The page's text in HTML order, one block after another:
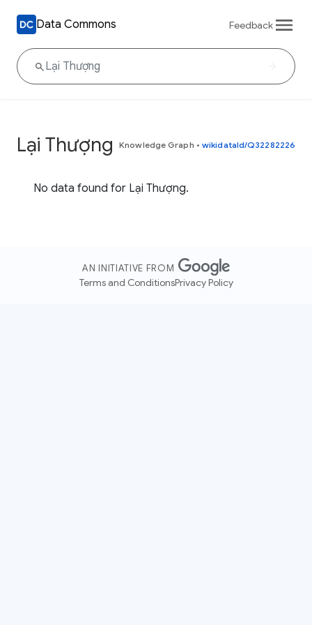
Data Commons Feedback
Lại Thượng Knowledge Graph • wikidataId/Q32282226
No data found for Lại Thượng.
AN INITIATIVE FROM
Terms and ConditionsPrivacy Policy